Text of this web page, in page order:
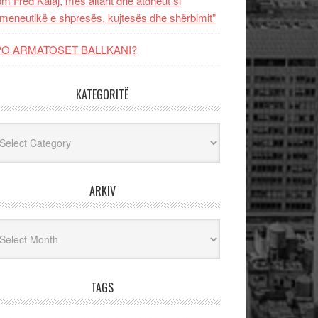
e shpresës, kujtesës dhe shërbimit”
ARMATOSET BALLKANI?
KATEGORITË
ARKIV
TAGS